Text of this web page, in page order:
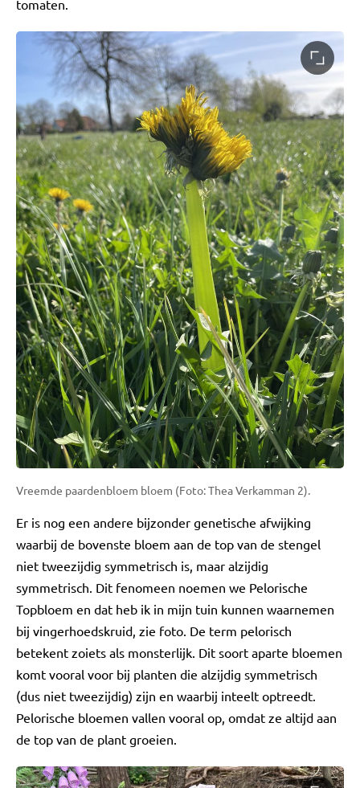
tomaten.
Vreemde paardenbloem bloem (Foto: Thea Verkamman 2).
Er is nog een andere bijzonder genetische afwijking
waarbij de bovenste bloem aan de top van de stengel
niet tweezijdig symmetrisch is, maar alzijdig
symmetrisch. Dit fenomeen noemen we Pelorische
Topbloem en dat heb ik in mijn tuin kunnen waarnemen
bij vingerhoedskruid, zie foto. De term pelorisch
betekent zoiets als monsterlijk. Dit soort aparte bloemen
komt vooral voor bij planten die alzijdig symmetrisch
(dus niet tweezijdig) zijn en waarbij inteelt optreedt.
Pelorische bloemen vallen vooral op, omdat ze altijd aan
de top van de plant groeien.